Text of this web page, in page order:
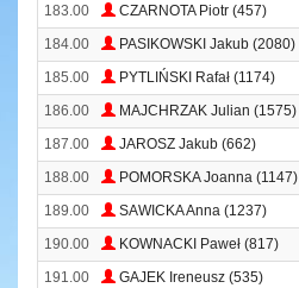
183.00 CZARNOTA Piotr (457)
184.00 PASIKOWSKI Jakub (2080)
185.00 PYTLIŃSKI Rafał (1174)
186.00
MAJCHRZAK Julian (1575)
187.00
JAROSZ Jakub (662)
188.00 POMORSKA Joanna (1147)
189.00 SAWICKA Anna (1237)
190.00 KOWNACKI Paweł (817)
191.00
GAJEK Ireneusz (535)